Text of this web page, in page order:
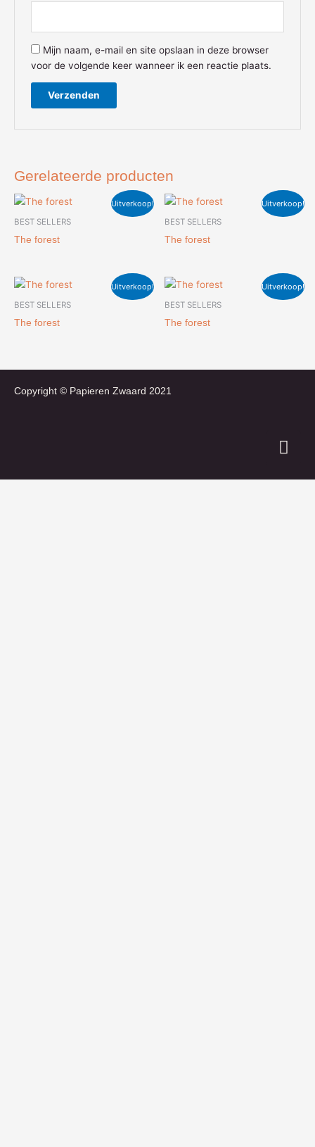
Mijn naam, e-mail en site opslaan in deze browser
voor de volgende keer wanneer ik een reactie plaats.
Gerelateerde producten
Uitverkoop!
BEST SELLERS
The forest
Uitverkoop!
BEST SELLERS
The forest
Uitverkoop!
BEST SELLERS
The forest
Uitverkoop!
BEST SELLERS
The forest
Copyright © Papieren Zwaard 2021
I
n